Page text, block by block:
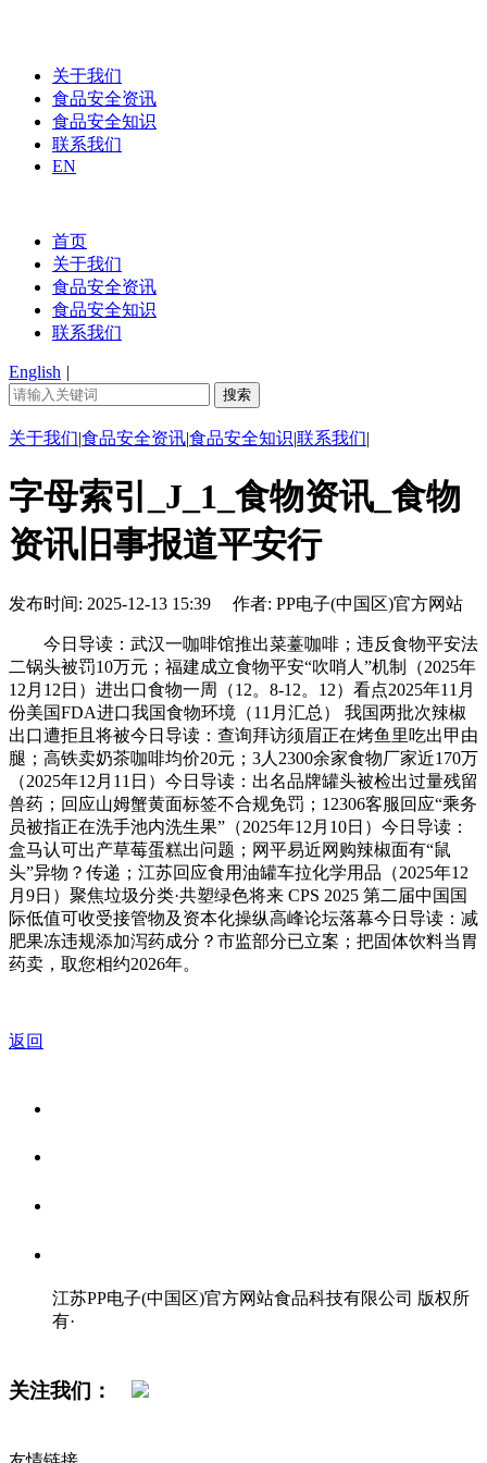
关于我们
食品安全资讯
食品安全知识
联系我们
EN
首页
关于我们
食品安全资讯
食品安全知识
联系我们
English |
关于我们|食品安全资讯|食品安全知识|联系我们|
字母索引_J_1_食物资讯_食物
资讯旧事报道平安行
发布时间: 2025-12-13 15:39 作者: PP电子(中国区)官方网站
今日导读：武汉一咖啡馆推出菜薹咖啡；违反食物平安法
二锅头被罚10万元；福建成立食物平安“吹哨人”机制（2025年
12月12日）进出口食物一周（12。8-12。12）看点2025年11月
份美国FDA进口我国食物环境（11月汇总） 我国两批次辣椒
出口遭拒且将被今日导读：查询拜访须眉正在烤鱼里吃出甲由
腿；高铁卖奶茶咖啡均价20元；3人2300余家食物厂家近170万
（2025年12月11日）今日导读：出名品牌罐头被检出过量残留
兽药；回应山姆蟹黄面标签不合规免罚；12306客服回应“乘务
员被指正在洗手池内洗生果”（2025年12月10日）今日导读：
盒马认可出产草莓蛋糕出问题；网平易近网购辣椒面有“鼠
头”异物？传递；江苏回应食用油罐车拉化学用品（2025年12
月9日）聚焦垃圾分类·共塑绿色将来 CPS 2025 第二届中国国
际低值可收受接管物及资本化操纵高峰论坛落幕今日导读：减
肥果冻违规添加泻药成分？市监部分已立案；把固体饮料当胃
药卖，取您相约2026年。
返回
江苏PP电子(中国区)官方网站食品科技有限公司 版权所
有·
关注我们：